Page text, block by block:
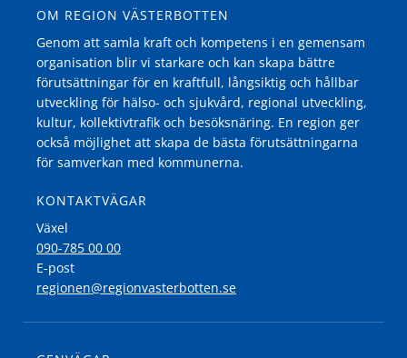
OM REGION VÄSTERBOTTEN
Genom att samla kraft och kompetens i en gemensam
organisation blir vi starkare och kan skapa bättre
förutsättningar för en kraftfull, långsiktig och hållbar
utveckling för hälso- och sjukvård, regional utveckling,
kultur, kollektivtrafik och besöksnäring. En region ger
också möjlighet att skapa de bästa förutsättningarna
för samverkan med kommunerna.
KONTAKTVÄGAR
Växel
090-785 00 00
E-post
regionen@regionvasterbotten.se